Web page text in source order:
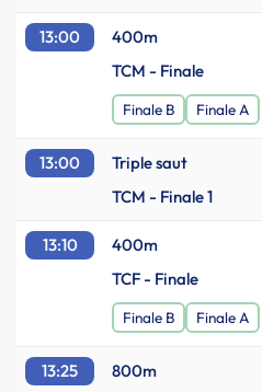
13:00 400m
TCM - Finale
Finale B Finale A
13:00 Triple saut
TCM - Finale 1
13:10 400m
TCF - Finale
Finale B Finale A
13:25 800m